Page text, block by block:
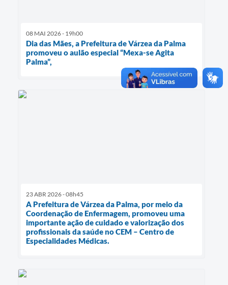
08 MAI 2026 - 19h00
Dia das Mães, a Prefeitura de Várzea da Palma
promoveu o aulão especial “Mexa-se Agita
Palma”,
23 ABR 2026 - 08h45
A Prefeitura de Várzea da Palma, por meio da
Coordenação de Enfermagem, promoveu uma
importante ação de cuidado e valorização dos
profissionais da saúde no CEM – Centro de
Especialidades Médicas.